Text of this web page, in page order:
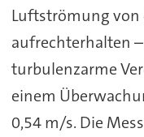
Luftströmung von
aufrechterhalten
turbulenzarme
einem
0,54 m/s. Die